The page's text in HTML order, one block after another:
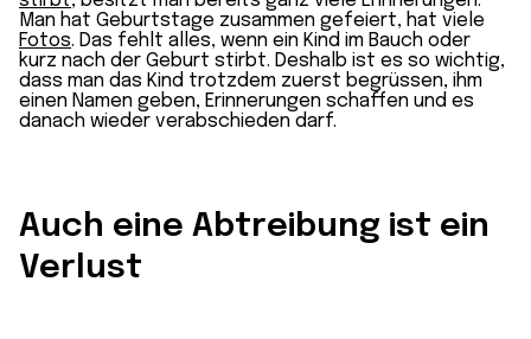
Man hat Geburtstage zusammen gefeiert, hat viele
Fotos. Das fehlt alles, wenn ein Kind im Bauch oder
kurz nach der Geburt stirbt. Deshalb ist es so wichtig,
dass man das Kind trotzdem zuerst begrüssen, ihm
einen Namen geben, Erinnerungen schaffen und es
danach wieder verabschieden darf.
Auch eine Abtreibung ist ein
Verlust